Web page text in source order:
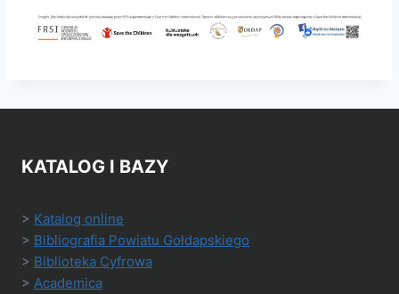
KATALOG I BAZY
> Katalog online
> Bibliografia Powiatu Gołdapskiego
> Biblioteka Cyfrowa
> Academica